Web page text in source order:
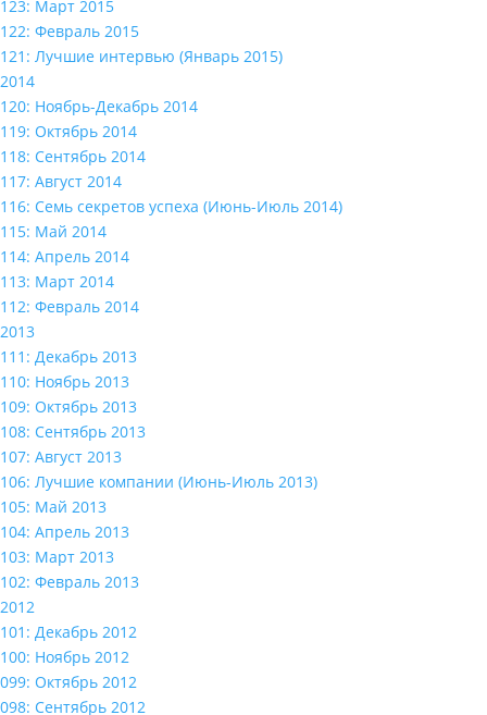
123: Март 2015
122: Февраль 2015
121: Лучшие интервью (Январь 2015)
2014
120: Ноябрь-Декабрь 2014
119: Октябрь 2014
118: Сентябрь 2014
117: Август 2014
116: Семь секретов успеха (Июнь-Июль 2014)
115: Май 2014
114: Апрель 2014
113: Март 2014
112: Февраль 2014
2013
111: Декабрь 2013
110: Ноябрь 2013
109: Октябрь 2013
108: Сентябрь 2013
107: Август 2013
106: Лучшие компании (Июнь-Июль 2013)
105: Май 2013
104: Апрель 2013
103: Март 2013
102: Февраль 2013
2012
101: Декабрь 2012
100: Ноябрь 2012
099: Октябрь 2012
098: Сентябрь 2012